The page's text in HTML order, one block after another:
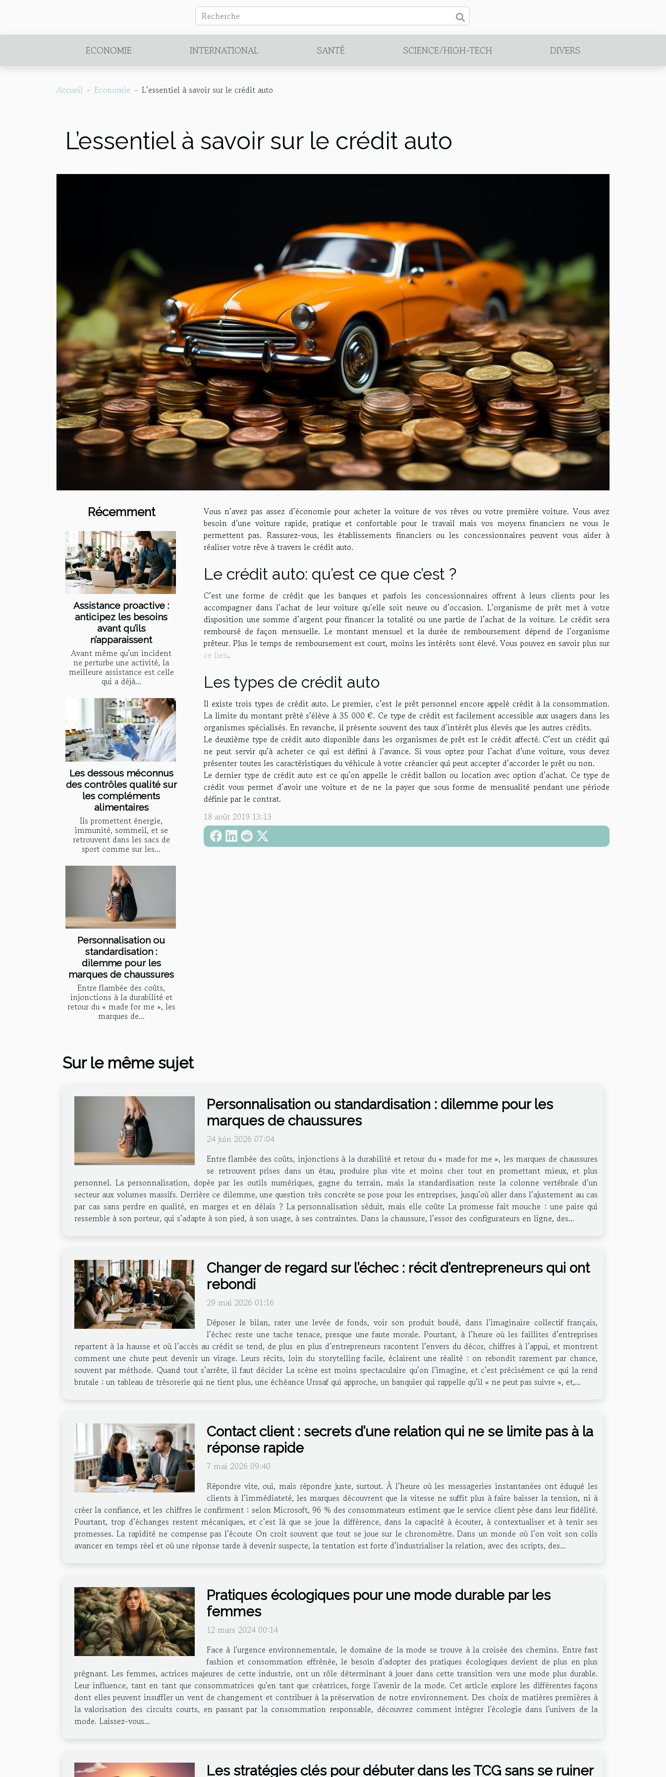
ECONOMIE INTERNATIONAL SANTÉ SCIENCE/HIGH-TECH DIVERS
Accueil Economie L’essentiel à savoir sur le crédit auto
L’essentiel à savoir sur le crédit auto
Récemment
Assistance proactive :
anticipez les besoins
avant qu’ils
n’apparaissent
Avant même qu’un incident
ne perturbe une activité, la
meilleure assistance est celle
qui a déjà...
Les dessous méconnus
des contrôles qualité sur
les compléments
alimentaires
Ils promettent énergie,
immunité, sommeil, et se
retrouvent dans les sacs de
sport comme sur les...
Personnalisation ou
standardisation :
dilemme pour les
marques de chaussures
Entre flambée des coûts,
injonctions à la durabilité et
retour du « made for me », les
marques de...
Vous n’avez pas assez d’économie pour acheter la voiture de vos rêves ou votre première voiture. Vous avez
besoin d’une voiture rapide, pratique et confortable pour le travail mais vos moyens financiers ne vous le
permettent pas. Rassurez-vous, les établissements financiers ou les concessionnaires peuvent vous aider à
réaliser votre rêve à travers le crédit auto.
Le crédit auto: qu’est ce que c’est ?
C’est une forme de crédit que les banques et parfois les concessionnaires offrent à leurs clients pour les
accompagner dans l’achat de leur voiture qu’elle soit neuve ou d’occasion. L’organisme de prêt met à votre
disposition une somme d’argent pour financer la totalité ou une partie de l’achat de la voiture. Le crédit sera
remboursé de façon mensuelle. Le montant mensuel et la durée de remboursement dépend de l’organisme
prêteur. Plus le temps de remboursement est court, moins les intérêts sont élevé. Vous pouvez en savoir plus sur
ce lien.
Les types de crédit auto
Il existe trois types de crédit auto. Le premier, c’est le prêt personnel encore appelé crédit à la consommation.
La limite du montant prêté s’élève à 35 000 €. Ce type de crédit est facilement accessible aux usagers dans les
organismes spécialisés. En revanche, il présente souvent des taux d’intérêt plus élevés que les autres crédits.
Le deuxième type de crédit auto disponible dans les organismes de prêt est le crédit affecté. C’est un crédit qui
ne peut servir qu’à acheter ce qui est défini à l’avance. Si vous optez pour l’achat d’une voiture, vous devez
présenter toutes les caractéristiques du véhicule à votre créancier qui peut accepter d’accorder le prêt ou non.
Le dernier type de crédit auto est ce qu’on appelle le crédit ballon ou location avec option d’achat. Ce type de
crédit vous permet d’avoir une voiture et de ne la payer que sous forme de mensualité pendant une période
définie par le contrat.
18 août 2019 13:13
Sur le même sujet
Personnalisation ou standardisation : dilemme pour les
marques de chaussures
24 juin 2026 07:04
Entre flambée des coûts, injonctions à la durabilité et retour du « made for me », les marques de chaussures
se retrouvent prises dans un étau, produire plus vite et moins cher tout en promettant mieux, et plus
personnel. La personnalisation, dopée par les outils numériques, gagne du terrain, mais la standardisation reste la colonne vertébrale d’un
secteur aux volumes massifs. Derrière ce dilemme, une question très concrète se pose pour les entreprises, jusqu’où aller dans l’ajustement au cas
par cas sans perdre en qualité, en marges et en délais ? La personnalisation séduit, mais elle coûte La promesse fait mouche : une paire qui
ressemble à son porteur, qui s’adapte à son pied, à son usage, à ses contraintes. Dans la chaussure, l’essor des configurateurs en ligne, des...
Changer de regard sur l’échec : récit d’entrepreneurs qui ont
rebondi
29 mai 2026 01:16
Déposer le bilan, rater une levée de fonds, voir son produit boudé, dans l’imaginaire collectif français,
l’échec reste une tache tenace, presque une faute morale. Pourtant, à l’heure où les faillites d’entreprises
repartent à la hausse et où l’accès au crédit se tend, de plus en plus d’entrepreneurs racontent l’envers du décor, chiffres à l’appui, et montrent
comment une chute peut devenir un virage. Leurs récits, loin du storytelling facile, éclairent une réalité : on rebondit rarement par chance,
souvent par méthode. Quand tout s’arrête, il faut décider La scène est moins spectaculaire qu’on l’imagine, et c’est précisément ce qui la rend
brutale : un tableau de trésorerie qui ne tient plus, une échéance Urssaf qui approche, un banquier qui rappelle qu’il « ne peut pas suivre », et,...
Contact client : secrets d’une relation qui ne se limite pas à la
réponse rapide
7 mai 2026 09:40
Répondre vite, oui, mais répondre juste, surtout. À l’heure où les messageries instantanées ont éduqué les
clients à l’immédiateté, les marques découvrent que la vitesse ne suffit plus à faire baisser la tension, ni à
créer la confiance, et les chiffres le confirment : selon Microsoft, 96 % des consommateurs estiment que le service client pèse dans leur fidélité.
Pourtant, trop d’échanges restent mécaniques, et c’est là que se joue la différence, dans la capacité à écouter, à contextualiser et à tenir ses
promesses. La rapidité ne compense pas l’écoute On croit souvent que tout se joue sur le chronomètre. Dans un monde où l’on voit son colis
avancer en temps réel et où une réponse tarde à devenir suspecte, la tentation est forte d’industrialiser la relation, avec des scripts, des...
Pratiques écologiques pour une mode durable par les
femmes
12 mars 2024 00:14
Face à l'urgence environnementale, le domaine de la mode se trouve à la croisée des chemins. Entre fast
fashion et consommation effrénée, le besoin d'adopter des pratiques écologiques devient de plus en plus
prégnant. Les femmes, actrices majeures de cette industrie, ont un rôle déterminant à jouer dans cette transition vers une mode plus durable.
Leur influence, tant en tant que consommatrices qu'en tant que créatrices, forge l'avenir de la mode. Cet article explore les différentes façons
dont elles peuvent insuffler un vent de changement et contribuer à la préservation de notre environnement. Des choix de matières premières à
la valorisation des circuits courts, en passant par la consommation responsable, découvrez comment intégrer l'écologie dans l'univers de la
mode. Laissez-vous...
Les stratégies clés pour débuter dans les TCG sans se ruiner